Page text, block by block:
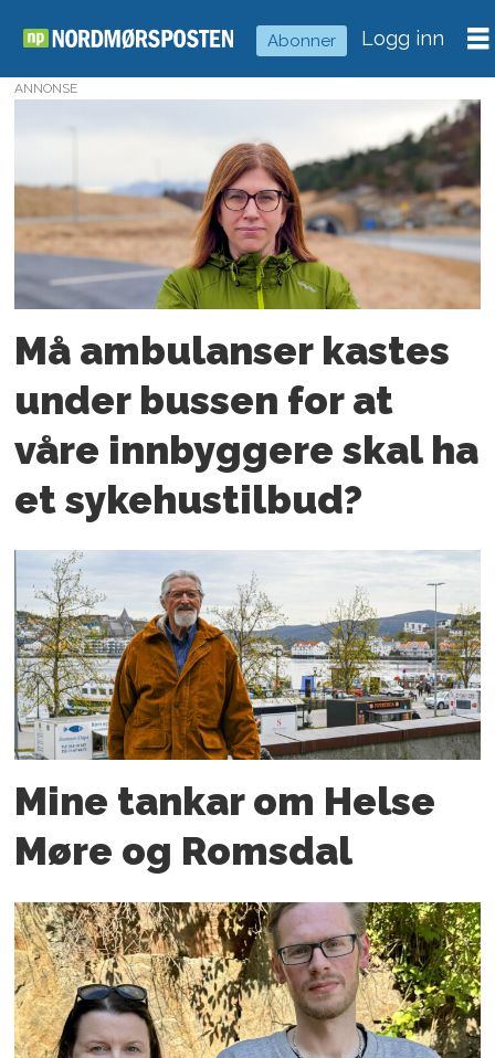
Abonner Logg inn
Tag:
helse
møre
og
romsdal
ANNONSE
Må ambulanser kastes
under bussen for at
våre innbyggere skal ha
et sykehustilbud?
Mine tankar om Helse
Møre og Romsdal